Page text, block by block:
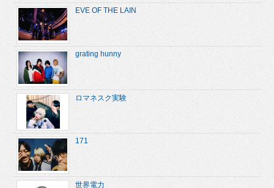
EVE OF THE LAIN
grating hunny
ロマネスク実験
171
世界電力